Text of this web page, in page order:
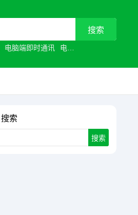
电脑端即时通讯 电脑聊天工具
搜索